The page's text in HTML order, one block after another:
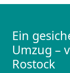
Ein
Umzug –
Rostock